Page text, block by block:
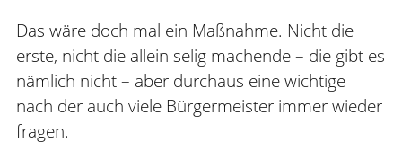
Das wäre doch mal ein Maßnahme. Nicht die
erste, nicht die allein selig machende – die gibt es
nämlich nicht – aber durchaus eine wichtige
nach der auch viele Bürgermeister immer wieder
fragen.